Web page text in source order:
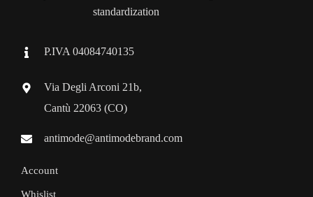
standardization
P.IVA 04084740135
Via Degli Arconi 21b,
Cantù 22063 (CO)
antimode@antimodebrand.com
Account
Whislist